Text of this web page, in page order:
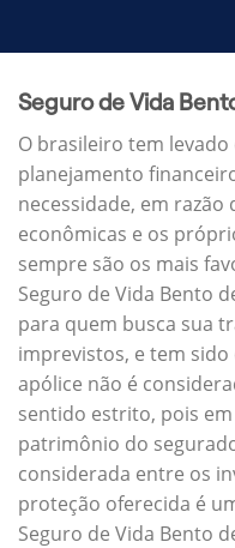
Seguro de Vida
O brasileiro tem levado
planejamento
necessidade, em
econômicas e os
sempre são os mais
Seguro de Vida Bento
para quem busca sua
imprevistos, e tem sido
apólice não é
sentido estrito, pois
patrimônio do
considerada entre os
proteção oferecida é
Seguro de Vida Bento